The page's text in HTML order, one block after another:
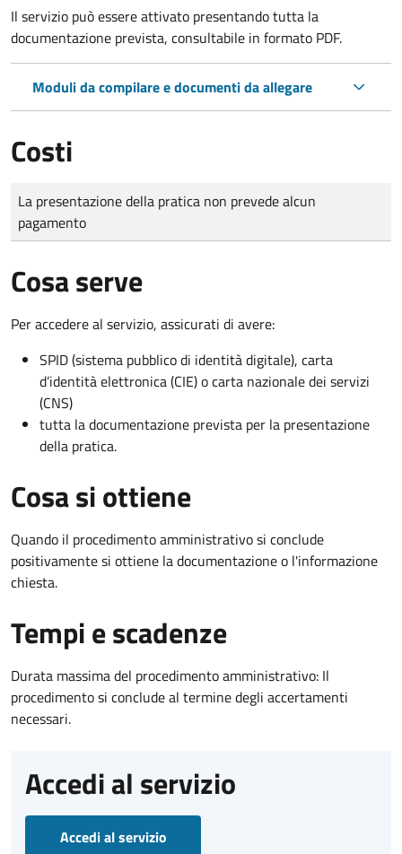
Il servizio può essere attivato presentando tutta la
documentazione prevista, consultabile in formato PDF.
Moduli da compilare e documenti da allegare
Costi
Tipo di pagamento
Importo
La presentazione della pratica non prevede alcun
pagamento
Cosa serve
Per accedere al servizio, assicurati di avere:
SPID (sistema pubblico di identità digitale), carta
d’identità elettronica (CIE) o carta nazionale dei servizi
(CNS)
tutta la documentazione prevista per la presentazione
della pratica.
Cosa si ottiene
Quando il procedimento amministrativo si conclude
positivamente si ottiene la documentazione o l'informazione
chiesta.
Tempi e scadenze
Durata massima del procedimento amministrativo: Il
procedimento si conclude al termine degli accertamenti
necessari.
Accedi al servizio
Accedi al servizio